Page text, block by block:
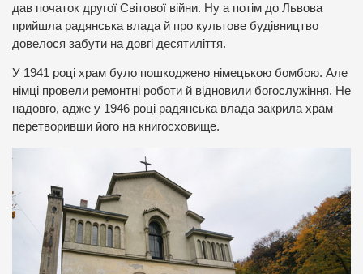
дав початок другої Світової війни. Ну а потім до Львова
прийшла радянська влада й про культове будівництво
довелося забути на довгі десятиліття.
У 1941 році храм було пошкоджено німецькою бомбою. Але
німці провели ремонтні роботи й відновили богослужіння. Не
надовго, адже у 1946 році радянська влада закрила храм
перетворивши його на книгосховище.